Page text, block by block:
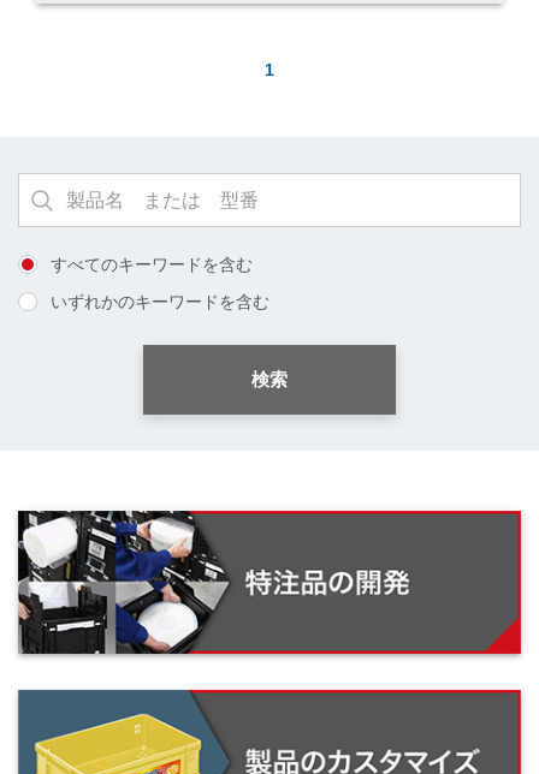
1
すべてのキーワードを含む
いずれかのキーワードを含む